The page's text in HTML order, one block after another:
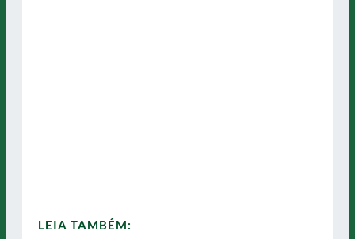
LEIA TAMBÉM: